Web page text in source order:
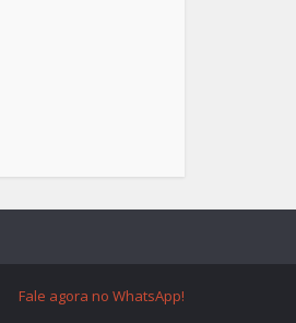
Fale agora no WhatsApp!